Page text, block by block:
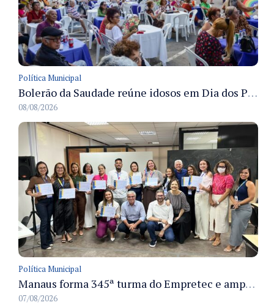
Política Municipal
Bolerão da Saudade reúne idosos em Dia dos Pais promovido pela Fundação Dr. Thomas em Manaus
08/08/2026
Política Municipal
Manaus forma 345ª turma do Empretec e amplia qualificação de empreendedores na cidade
07/08/2026